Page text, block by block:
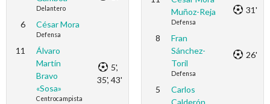
Delantero
6 César Mora
Defensa
11
Álvaro
Martín
Bravo
«Sosa»
Centrocampista
5',
35', 43'
Muñoz-Reja
Defensa
31'
8
Fran
Sánchez-
Toril
Defensa
26'
5
Carlos
Calderón